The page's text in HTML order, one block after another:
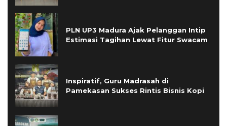
PLN UP3 Madura Ajak Pelanggan Intip
Estimasi Tagihan Lewat Fitur Swacam
Inspiratif, Guru Madrasah di
Pamekasan Sukses Rintis Bisnis Kopi